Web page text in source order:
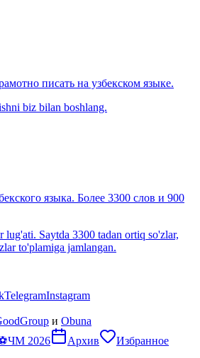
писать на узбекском языке.
biz bilan boshlang.
языка. Более 3300 слов и 900
Saytda 3300 tadan ortiq so'zlar,
to'plamiga jamlangan.
TelegramInstagram
и Obuna
ЧМ 2026 Архив Избранное